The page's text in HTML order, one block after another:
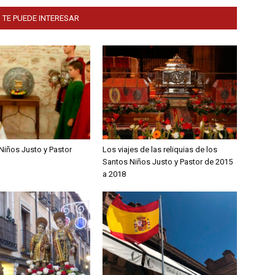
PUEDE INTERESAR
Justo y Pastor
Los viajes de las reliquias de los
Santos Niños Justo y Pastor de 2015
a 2018